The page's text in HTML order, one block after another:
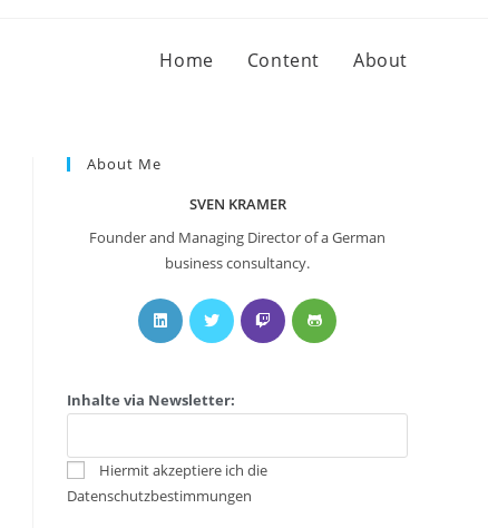
Home Content About
About Me
SVEN KRAMER
Founder and Managing Director of a German
business consultancy.
Inhalte via Newsletter:
Hiermit akzeptiere ich die
Datenschutzbestimmungen